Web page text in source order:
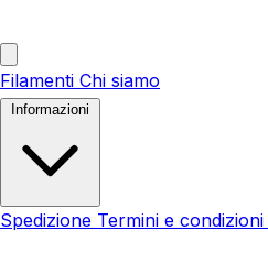
Filamenti Chi siamo
Spedizione Termini e condizioni